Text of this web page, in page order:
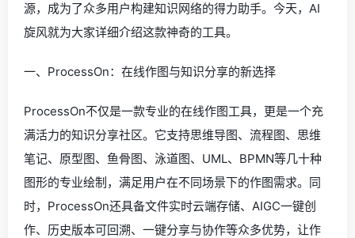
源，成为了众多用户构建知识网络的得力助手。今天，AI
旋风就为大家详细介绍这款神奇的工具。
一、ProcessOn：在线作图与知识分享的新选择
ProcessOn不仅是一款专业的在线作图工具，更是一个充
满活力的知识分享社区。它支持思维导图、流程图、思维
笔记、原型图、鱼骨图、泳道图、UML、BPMN等几十种
图形的专业绘制，满足用户在不同场景下的作图需求。同
时，ProcessOn还具备文件实时云端存储、AIGC一键创
作、历史版本可回溯、一键分享与协作等众多优势，让作